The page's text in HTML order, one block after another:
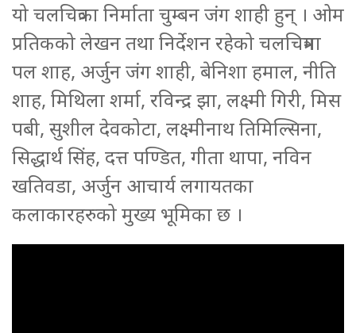
यो चलचित्रका निर्माता चुम्बन जंग शाही हुन् । ओम
प्रतिकको लेखन तथा निर्देशन रहेको चलचित्रमा
पल शाह, अर्जुन जंग शाही, बेनिशा हमाल, नीति
शाह, मिथिला शर्मा, रविन्द्र झा, लक्ष्मी गिरी, मिस
पबी, सुशील देवकोटा, लक्ष्मीनाथ तिमिल्सिना,
सिद्धार्थ सिंह, दत्त पण्डित, गीता थापा, नविन
खतिवडा, अर्जुन आचार्य लगायतका
कलाकारहरुको मुख्य भूमिका छ ।